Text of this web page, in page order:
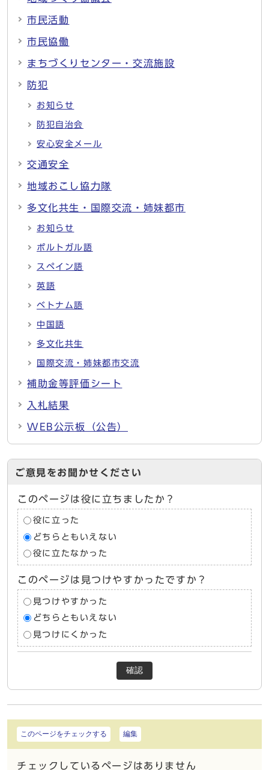
市民活動
市民協働
まちづくりセンター・交流施設
防犯
お知らせ
防犯自治会
安心安全メール
交通安全
地域おこし協力隊
多文化共生・国際交流・姉妹都市
お知らせ
ポルトガル語
スペイン語
英語
ベトナム語
中国語
多文化共生
国際交流・姉妹都市交流
補助金等評価シート
入札結果
WEB公示板（公告）
ご意見をお聞かせください
このページは役に立ちましたか？
役に立った
どちらともいえない
役に立たなかった
このページは見つけやすかったですか？
見つけやすかった
どちらともいえない
見つけにくかった
確認
このページをチェックする 編集
チェックしているページはありません